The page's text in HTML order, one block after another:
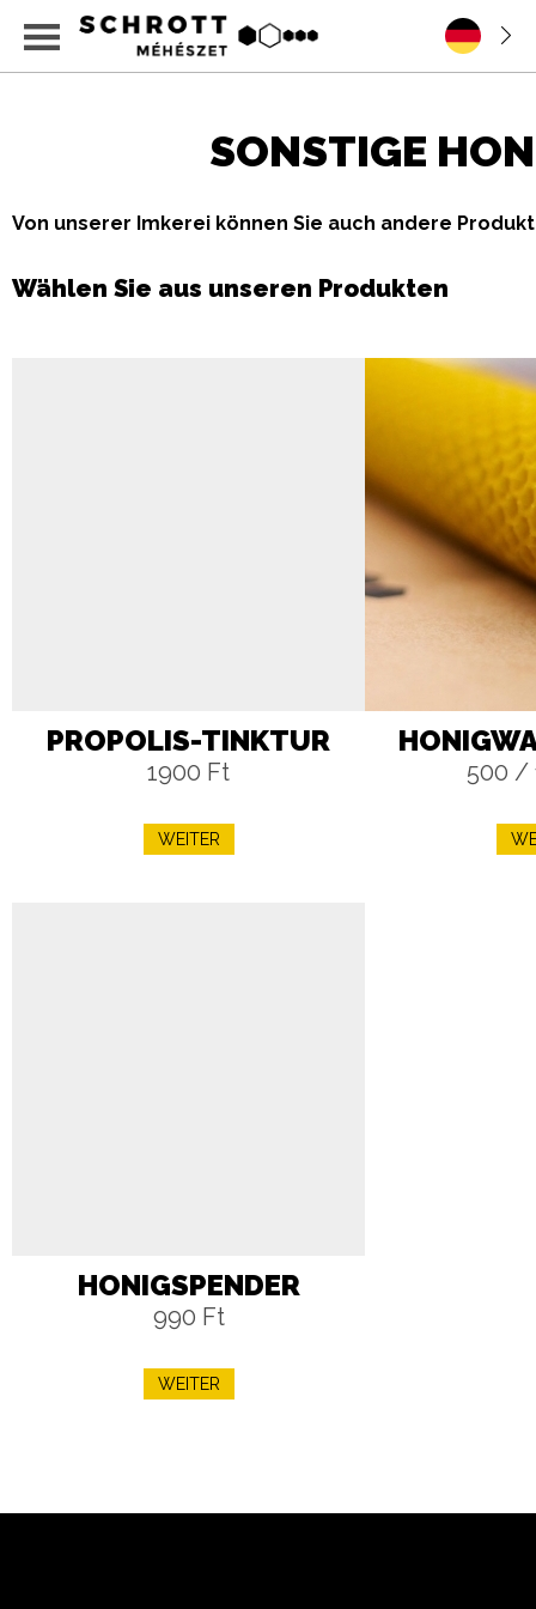
SONSTIGE
Von unserer Imkerei können Sie auch andere
Wählen Sie aus unseren Produkten
PROPOLIS-TINKTUR
1900 Ft
WEITER
500 /
HONIGSPENDER
990 Ft
WEITER